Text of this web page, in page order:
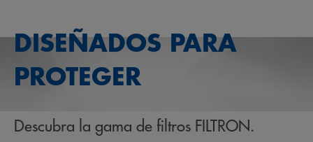
DISEÑADOS PARA
PROTEGER
Descubra la gama de filtros FILTRON.